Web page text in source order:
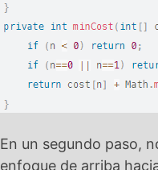
En un segundo paso,
enfoque de arriba